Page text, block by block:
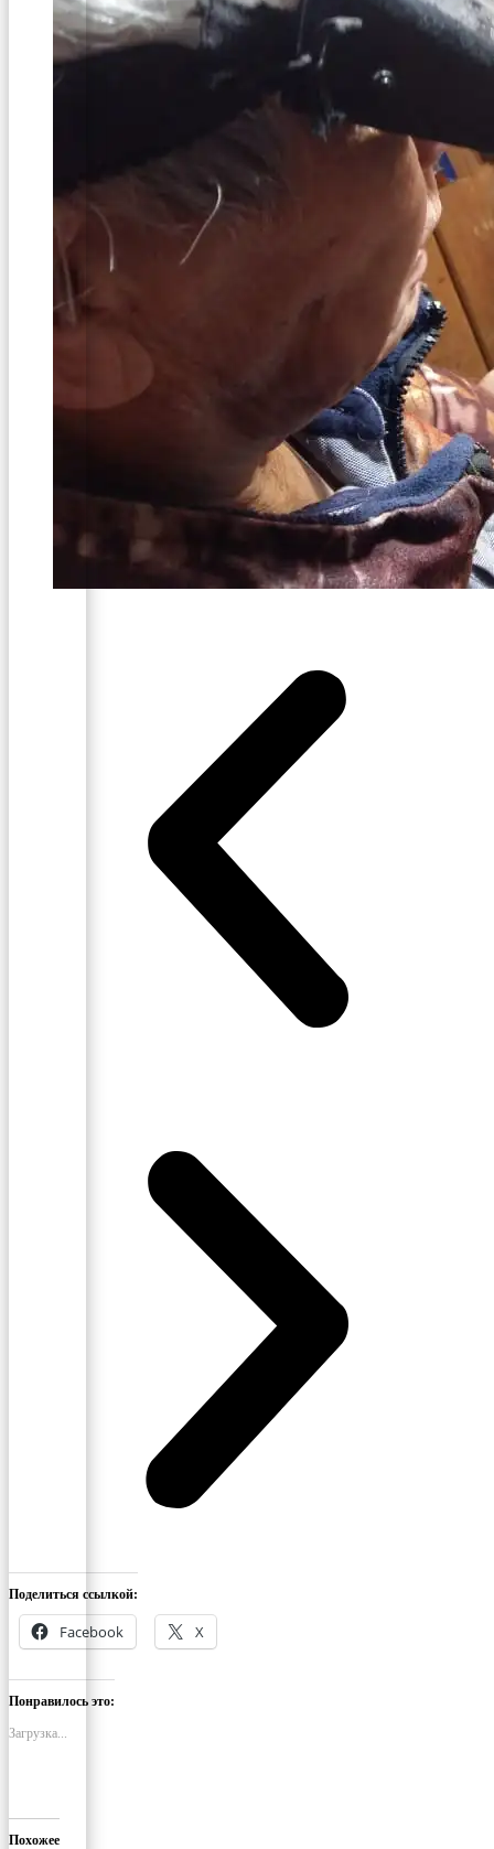
Поделиться ссылкой:
Facebook X
Понравилось это:
Загрузка...
Похожее